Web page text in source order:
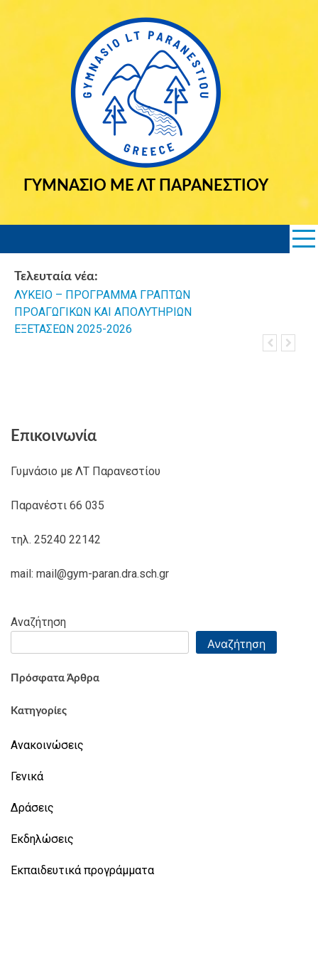
ΓΥΜΝΑΣΙΟ ΜΕ ΛΤ ΠΑΡΑΝΕΣΤΙΟΥ
Τελευταία νέα:
ΛΥΚΕΙΟ – ΠΡΟΓΡΑΜΜΑ ΓΡΑΠΤΩΝ
ΠΡΟΑΓΩΓΙΚΩΝ ΚΑΙ ΑΠΟΛΥΤΗΡΙΩΝ
ΕΞΕΤΑΣΕΩΝ 2025-2026
Επικοινωνία
Γυμνάσιο με ΛΤ Παρανεστίου
Παρανέστι 66 035
τηλ. 25240 22142
mail: mail@gym-paran.dra.sch.gr
Αναζήτηση
Αναζήτηση
Πρόσφατα Άρθρα
Κατηγορίες
Ανακοινώσεις
Γενικά
Δράσεις
Εκδηλώσεις
Εκπαιδευτικά προγράμματα